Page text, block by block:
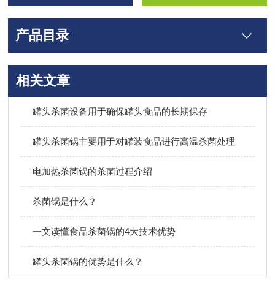
产品目录
相关文章
罐头杀菌设备用于确保罐头食品的长期保存
罐头杀菌锅主要用于对罐装食品进行高温杀菌处理
电加热杀菌锅的杀菌过程介绍
杀菌锅是什么？
一文读懂食品杀菌锅的4大技术优势
罐头杀菌锅的优势是什么？